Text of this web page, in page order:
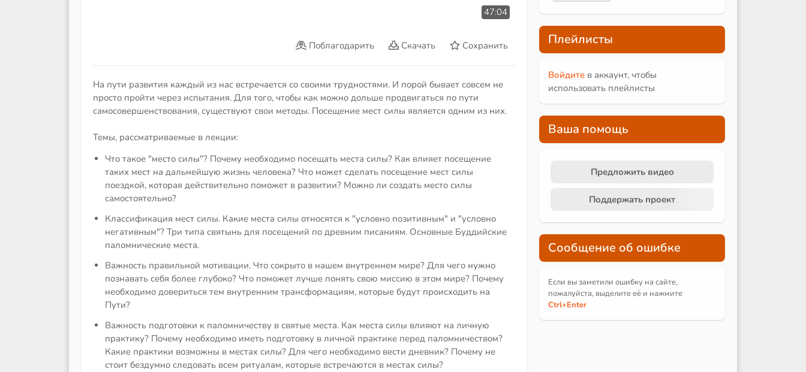
47:04
Поблагодарить Скачать Сохранить
На пути развития каждый из нас встречается со своими трудностями. И порой бывает совсем не
просто пройти через испытания. Для того, чтобы как можно дольше продвигаться по пути
самосовершенствования, существуют свои методы. Посещение мест силы является одним из них.
Темы, рассматриваемые в лекции:
Что такое "место силы"? Почему необходимо посещать места силы? Как влияет посещение
таких мест на дальнейшую жизнь человека? Что может сделать посещение мест силы
поездкой, которая действительно поможет в развитии? Можно ли создать место силы
самостоятельно?
Классификация мест силы. Какие места силы относятся к "условно позитивным" и "условно
негативным"? Три типа святынь для посещений по древним писаниям. Основные Буддийские
паломнические места.
Важность правильной мотивации. Что сокрыто в нашем внутреннем мире? Для чего нужно
познавать себя более глубоко? Что поможет лучше понять свою миссию в этом мире? Почему
необходимо довериться тем внутренним трансформациям, которые будут происходить на
Пути?
Важность подготовки к паломничеству в святые места. Как места силы влияют на личную
практику? Почему необходимо иметь подготовку в личной практике перед паломничеством?
Какие практики возможны в местах силы? Для чего необходимо вести дневник? Почему не
стоит бездумно следовать всем ритуалам, которые встречаются в местах силы?
Плейлисты
Войдите в аккаунт, чтобы
использовать плейлисты
Ваша помощь
Предложить видео
Поддержать проект
Сообщение об ошибке
Если вы заметили ошибку на сайте,
пожалуйста, выделите её и нажмите
Ctrl+Enter